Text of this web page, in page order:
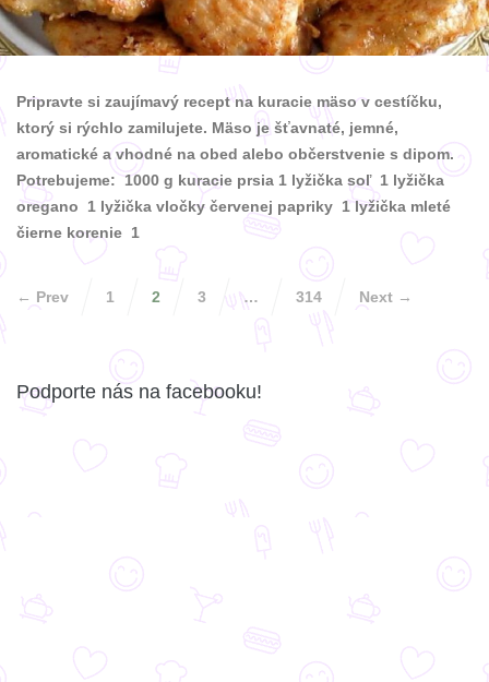
Pripravte si zaujímavý recept na kuracie mäso v cestíčku,
ktorý si rýchlo zamilujete. Mäso je šťavnaté, jemné,
aromatické a vhodné na obed alebo občerstvenie s dipom.
Potrebujeme: 1000 g kuracie prsia 1 lyžička soľ 1 lyžička
oregano 1 lyžička vločky červenej papriky 1 lyžička mleté
čierne korenie 1
← Prev 1 2 3 … 314 Next →
Podporte nás na facebooku!